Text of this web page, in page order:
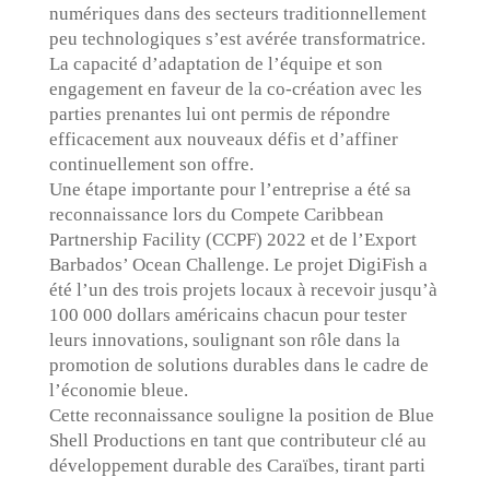
numériques dans des secteurs traditionnellement
peu technologiques s’est avérée transformatrice.
La capacité d’adaptation de l’équipe et son
engagement en faveur de la co-création avec les
parties prenantes lui ont permis de répondre
efficacement aux nouveaux défis et d’affiner
continuellement son offre.
Une étape importante pour l’entreprise a été sa
reconnaissance lors du Compete Caribbean
Partnership Facility (CCPF) 2022 et de l’Export
Barbados’ Ocean Challenge. Le projet DigiFish a
été l’un des trois projets locaux à recevoir jusqu’à
100 000 dollars américains chacun pour tester
leurs innovations, soulignant son rôle dans la
promotion de solutions durables dans le cadre de
l’économie bleue.
Cette reconnaissance souligne la position de Blue
Shell Productions en tant que contributeur clé au
développement durable des Caraïbes, tirant parti